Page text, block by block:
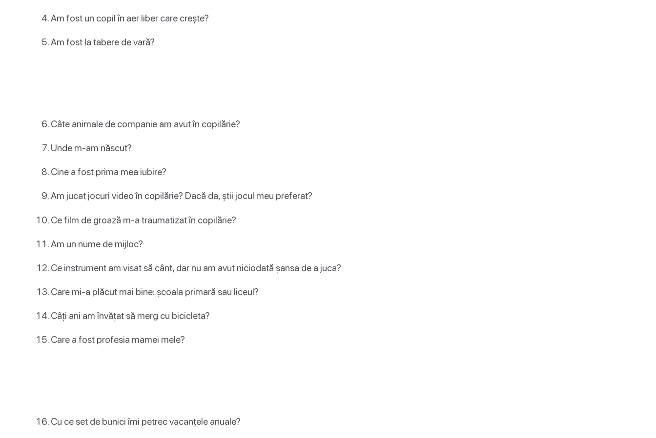
Am fost un copil în aer liber care crește?
Am fost la tabere de vară?
Câte animale de companie am avut în copilărie?
Unde m-am născut?
Cine a fost prima mea iubire?
Am jucat jocuri video în copilărie? Dacă da, știi jocul meu preferat?
Ce film de groază m-a traumatizat în copilărie?
Am un nume de mijloc?
Ce instrument am visat să cânt, dar nu am avut niciodată șansa de a juca?
Care mi-a plăcut mai bine: școala primară sau liceul?
Câți ani am învățat să merg cu bicicleta?
Care a fost profesia mamei mele?
Cu ce set de bunici îmi petrec vacanțele anuale?